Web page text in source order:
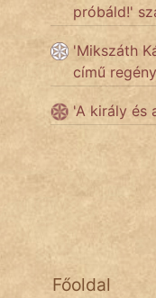
Népszerű
fantom
Jób Gedeon
mikkamakka
próbáld!'
'Mikszáth
című
'A király és
Főoldal